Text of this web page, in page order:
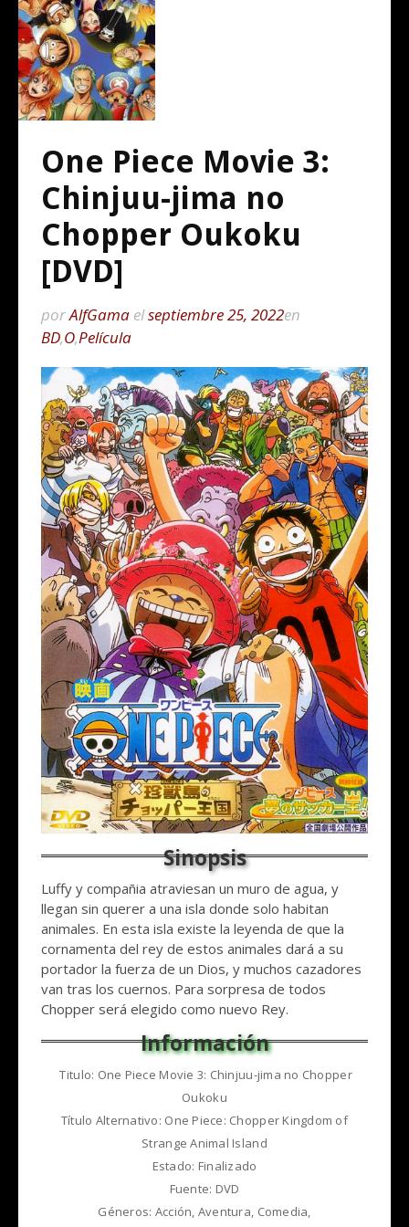
One Piece Movie 3:
Chinjuu-jima no
Chopper Oukoku
[DVD]
porAlfGama elseptiembre 25, 2022en
BD,O,Película
Luffy y compañia atraviesan un muro de agua, y
llegan sin querer a una isla donde solo habitan
animales. En esta isla existe la leyenda de que la
cornamenta del rey de estos animales dará a su
portador la fuerza de un Dios, y muchos cazadores
van tras los cuernos. Para sorpresa de todos
Chopper será elegido como nuevo Rey.
Titulo: One Piece Movie 3: Chinjuu-jima no Chopper
Oukoku
Título Alternativo: One Piece: Chopper Kingdom of
Strange Animal Island
Estado: Finalizado
Fuente: DVD
Géneros: Acción, Aventura, Comedia,